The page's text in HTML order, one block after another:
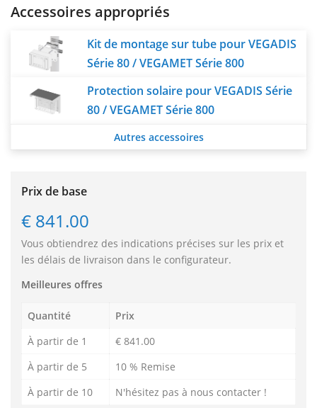
Accessoires appropriés
Kit de montage sur tube pour VEGADIS
Série 80 / VEGAMET Série 800
Protection solaire pour VEGADIS Série
80 / VEGAMET Série 800
Autres accessoires
Prix de base
€ 841.00
Vous obtiendrez des indications précises sur les prix et
les délais de livraison dans le configurateur.
Meilleures offres
Quantité
Prix
À partir de 1
€ 841.00
À partir de 5
10 % Remise
À partir de 10
N'hésitez pas à nous contacter !